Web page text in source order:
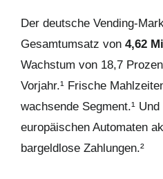
Der deutsche Vending-
Gesamtumsatz von 4,62
Wachstum von 18,7
Vorjahr.¹ Frische
wachsende Segment.¹
europäischen Automaten
bargeldlose Zahlungen.²